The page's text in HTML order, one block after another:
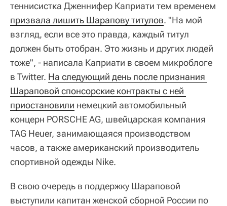
теннисистка Дженнифер Каприати тем временем
призвала лишить Шарапову титулов. "На мой
взгляд, если все это правда, каждый титул
должен быть отобран. Это жизнь и других людей
тоже", - написала Каприати в своем микроблоге
в Twitter. На следующий день после признания
Шараповой спонсорские контракты с ней
приостановили немецкий автомобильный
концерн PORSCHE AG, швейцарская компания
TAG Heuer, занимающаяся производством
часов, а также американский производитель
спортивной одежды Nike.
В свою очередь в поддержку Шараповой
выступили капитан женской сборной России по